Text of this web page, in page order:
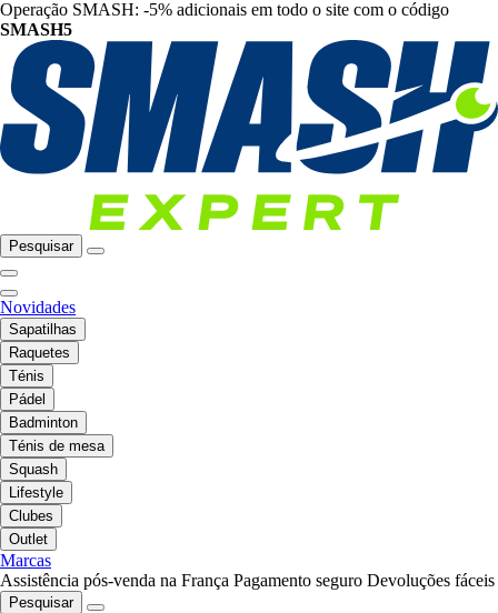
Operação SMASH: -5% adicionais em todo o site com o código
SMASH5
Pesquisar
Novidades
Sapatilhas
Raquetes
Ténis
Pádel
Badminton
Ténis de mesa
Squash
Lifestyle
Clubes
Outlet
Marcas
Assistência pós-venda na França Pagamento seguro Devoluções fáceis
Pesquisar